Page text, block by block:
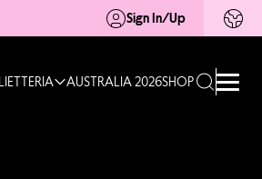
Sign In/Up
AUSTRALIA 2026SHOP